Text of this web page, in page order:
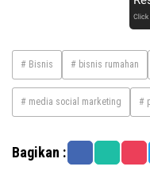
# Bisnis # bisnis rumahan
# media social marketing #
Bagikan :